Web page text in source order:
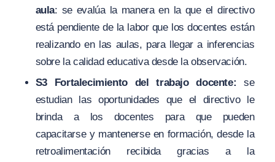
aula: se evalúa la manera en la que el directivo
está pendiente de la labor que los docentes están
realizando en las aulas, para llegar a inferencias
sobre la calidad educativa desde la observación.
S3 Fortalecimiento del trabajo docente:se
estudian las oportunidades que el directivo le
brinda a los docentes para que pueden
capacitarse y mantenerse en formación, desde la
retroalimentación recibida gracias a la